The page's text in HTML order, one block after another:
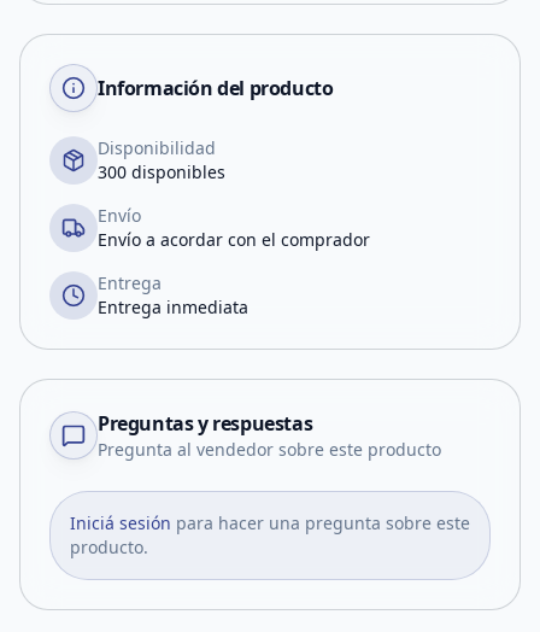
Información del producto
Disponibilidad
300 disponibles
Envío
Envío a acordar con el comprador
Entrega
Entrega inmediata
Preguntas y respuestas
Pregunta al vendedor sobre este producto
Iniciá sesión para hacer una pregunta sobre este
producto.